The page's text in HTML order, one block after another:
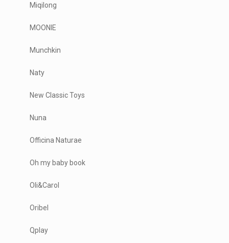
Miqilong
MOONIE
Munchkin
Naty
New Classic Toys
Nuna
Officina Naturae
Oh my baby book
Oli&Carol
Oribel
Qplay